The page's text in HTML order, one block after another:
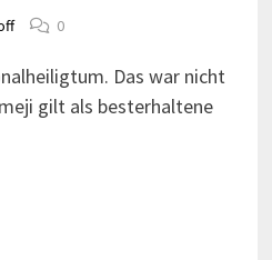
0
Das war nicht
gilt als besterhaltene